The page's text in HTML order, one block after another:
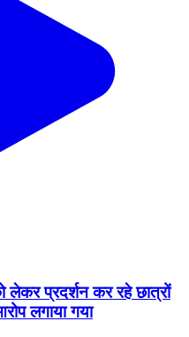
लेकर प्रदर्शन कर रहे छात्रों
लगाया गया